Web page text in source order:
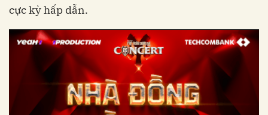
cực kỳ hấp dẫn.